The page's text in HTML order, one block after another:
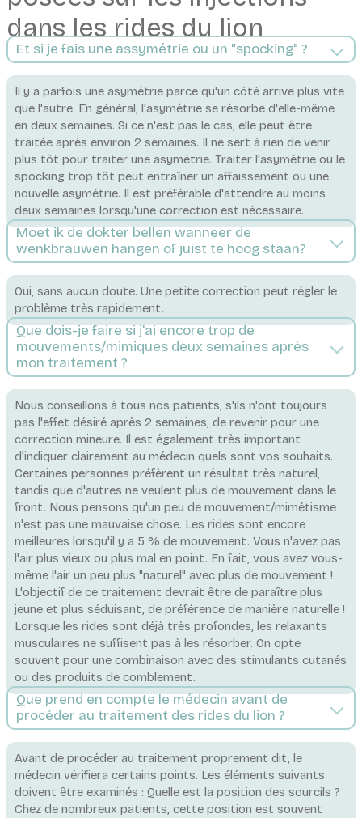
dans les rides du lion
Et si je fais une assymétrie ou un "spocking" ?
Il y a parfois une asymétrie parce qu'un côté arrive plus vite
que l'autre. En général, l'asymétrie se résorbe d'elle-même
en deux semaines. Si ce n'est pas le cas, elle peut être
traitée après environ 2 semaines. Il ne sert à rien de venir
plus tôt pour traiter une asymétrie. Traiter l'asymétrie ou le
spocking trop tôt peut entraîner un affaissement ou une
nouvelle asymétrie. Il est préférable d'attendre au moins
deux semaines lorsqu'une correction est nécessaire.
Moet ik de dokter bellen wanneer de
wenkbrauwen hangen of juist te hoog staan?
Oui, sans aucun doute. Une petite correction peut régler le
problème très rapidement.
Que dois-je faire si j'ai encore trop de
mouvements/mimiques deux semaines après
mon traitement ?
Nous conseillons à tous nos patients, s'ils n'ont toujours
pas l'effet désiré après 2 semaines, de revenir pour une
correction mineure. Il est également très important
d'indiquer clairement au médecin quels sont vos souhaits.
Certaines personnes préfèrent un résultat très naturel,
tandis que d'autres ne veulent plus de mouvement dans le
front. Nous pensons qu'un peu de mouvement/mimétisme
n'est pas une mauvaise chose. Les rides sont encore
meilleures lorsqu'il y a 5 % de mouvement. Vous n'avez pas
l'air plus vieux ou plus mal en point. En fait, vous avez vous-
même l'air un peu plus "naturel" avec plus de mouvement !
L'objectif de ce traitement devrait être de paraître plus
jeune et plus séduisant, de préférence de manière naturelle !
Lorsque les rides sont déjà très profondes, les relaxants
musculaires ne suffisent pas à les résorber. On opte
souvent pour une combinaison avec des stimulants cutanés
ou des produits de comblement.
Que prend en compte le médecin avant de
procéder au traitement des rides du lion ?
Avant de procéder au traitement proprement dit, le
médecin vérifiera certains points. Les éléments suivants
doivent être examinés : Quelle est la position des sourcils ?
Chez de nombreux patients, cette position est souvent